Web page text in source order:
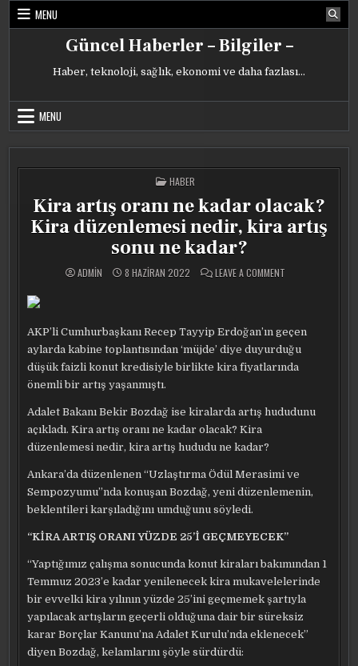
Skip
MENU
Güncel Haberler – Bilgiler –
Haber, teknoloji, sağlık, ekonomi ve daha fazlası…
MENU
POSTED
IN
HABER
Kira artış oranı ne kadar olacak?
Kira düzenlemesi nedir, kira artış
sonu ne kadar?
ADMIN 8 HAZIRAN 2022 LEAVE A COMMENTON
OLACAK?
KIRA
DÜZENLEMESI
NEDIR,
KIRA
KADAR?
AKP’li Cumhurbaşkanı Recep Tayyip Erdoğan’ın geçen
aylarda kabine toplantısından ‘müjde’ diye duyurduğu
düşük faizli konut kredisiyle birlikte kira fiyatlarında
önemli bir artış yaşanmıştı.
Adalet Bakanı Bekir Bozdağ ise kiralarda artış hududunu
açıkladı. Kira artış oranı ne kadar olacak? Kira
düzenlemesi nedir, kira artış hududu ne kadar?
Ankara’da düzenlenen “Uzlaştırma Ödül Merasimi ve
Sempozyumu”nda konuşan Bozdağ, yeni düzenlemenin,
beklentileri karşıladığını umduğunu söyledi.
“KİRA ARTIŞ ORANI YÜZDE 25’İ GEÇMEYECEK”
“Yaptığımız çalışma sonucunda konut kiraları bakımından 1
Temmuz 2023’e kadar yenilenecek kira mukavelelerinde
bir evvelki kira yılının yüzde 25’ini geçmemek şartıyla
yapılacak artışların geçerli olduğuna dair bir süreksiz
karar Borçlar Kanunu’na Adalet Kurulu’nda eklenecek”
diyen Bozdağ, kelamlarını şöyle sürdürdü: